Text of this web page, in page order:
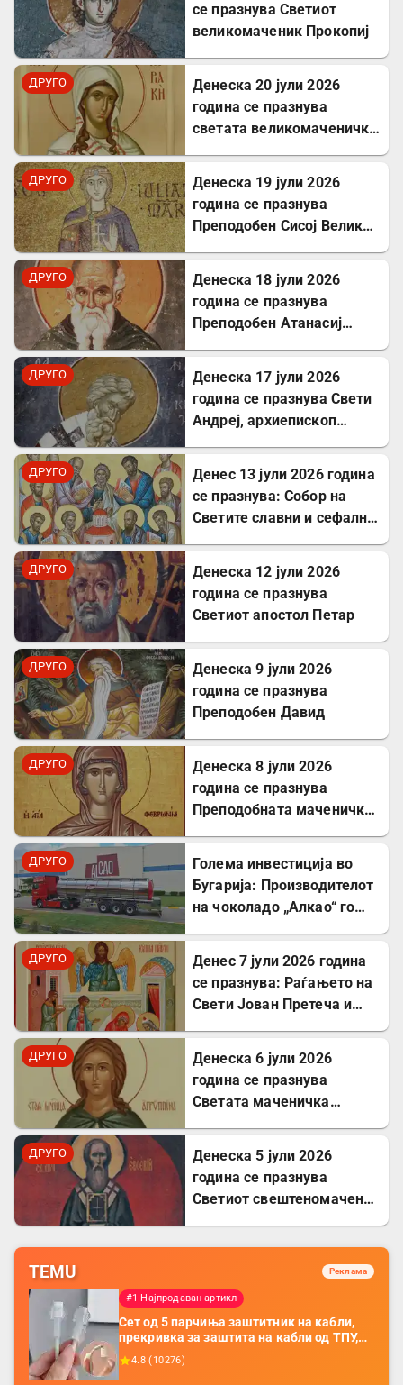
се празнува Светиот
великомаченик Прокопиј
ДРУГО
Денеска 20 јули 2026
година се празнува
светата великомаченичка
ДРУГО
Денеска 19 јули 2026
година се празнува
Преподобен Сисој Велики:
исцелуваше болни и
воскреснуваше мртви
ДРУГО
Денеска 18 јули 2026
година се празнува
Преподобен Атанасиј
ДРУГО
Денеска 17 јули 2026
година се празнува Свети
Андреј, архиепископ
ДРУГО
Денес 13 јули 2026 година
се празнува: Собор на
Светите славни и сефални
ДРУГО
Денеска 12 јули 2026
година се празнува
Светиот апостол Петар
ДРУГО
Денеска 9 јули 2026
година се празнува
Преподобен Давид
ДРУГО
Денеска 8 јули 2026
година се празнува
Преподобната маченичка
ДРУГО
Голема инвестиција во
Бугарија: Производителот
на чоколадо „Алкао“ го
капацитет во Првомај
ДРУГО
Денес 7 јули 2026 година
се празнува: Раѓањето на
Свети Јован Претеча и
ДРУГО
Денеска 6 јули 2026
година се празнува
Светата маченичка
ДРУГО
Денеска 5 јули 2026
година се празнува
Светиот свештеномаченик
TEMU Реклама
#1 Најпродаван артикл
Сет од 5 парчиња заштитник на кабли,
прекривка за заштита на кабли од ТПУ,
додатоци за заштита на кабли, без
батерија, за мобилни телефони, комплет
4.8 (10276)